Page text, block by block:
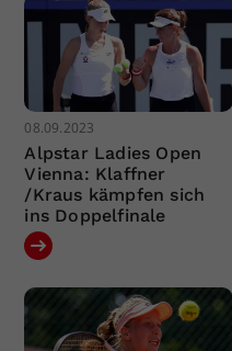
08.09.2023
Alpstar Ladies Open
Vienna: Klaffner
/Kraus kämpfen sich
ins Doppelfinale